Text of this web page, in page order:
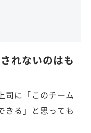
れないのはも
司に「このチーム
きる」と思っても